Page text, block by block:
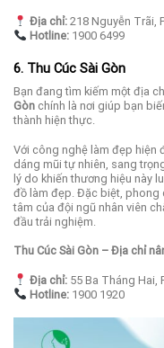
Địa chỉ:218 Nguyễn Trãi,
Hotline:1900 6499
6. Thu Cúc Sài Gòn
Bạn đang tìm kiếm một địa
Gòn chính là nơi giúp bạn
thành hiện thực.
Với công nghệ làm đẹp hiện
dáng mũi tự nhiên, sang
lý do khiến thương hiệu này
đồ làm đẹp. Đặc biệt, phong
tâm của đội ngũ nhân viên
đầu trải nghiệm.
Thu Cúc Sài Gòn – Địa chỉ
Địa chỉ:55 Ba Tháng Hai,
Hotline:1900 1920